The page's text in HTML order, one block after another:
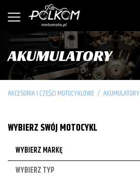
AKUMULATORY
AKCESORIA I CZĘŚCI MOTOCYKLOWE / AKUMULATORY
WYBIERZ SWÓJ MOTOCYKL
WYBIERZ MARKĘ
WYBIERZ TYP